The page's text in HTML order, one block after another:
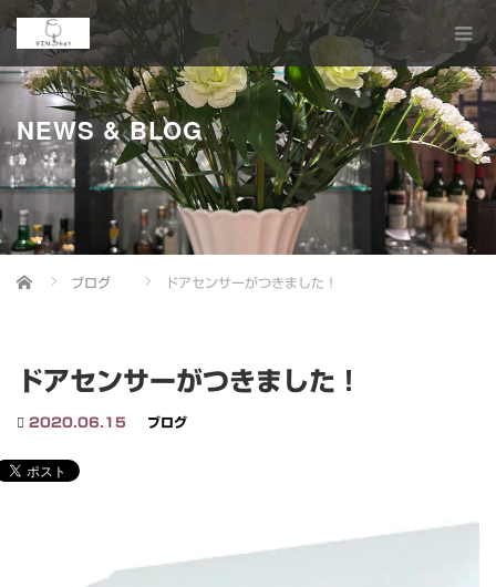
NEWS & BLOG
Home ブログ ドアセンサーがつきました！
ドアセンサーがつきました！
2020.06.15 ブログ